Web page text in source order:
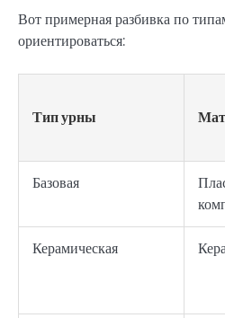
Вот примерная разбивка по
ориентироваться:
Тип урны
Базовая
Керамическая